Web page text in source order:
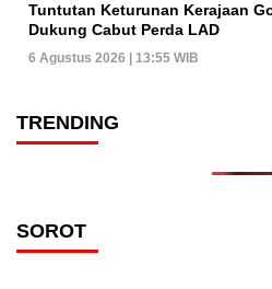
Tuntutan Keturunan Kerajaan
Dukung Cabut Perda LAD
6 Agustus 2026 | 13:55 WIB
TRENDING
SOROT